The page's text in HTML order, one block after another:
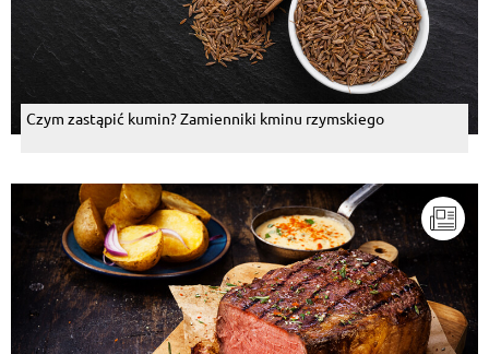
Czym zastąpić kumin? Zamienniki kminu rzymskiego